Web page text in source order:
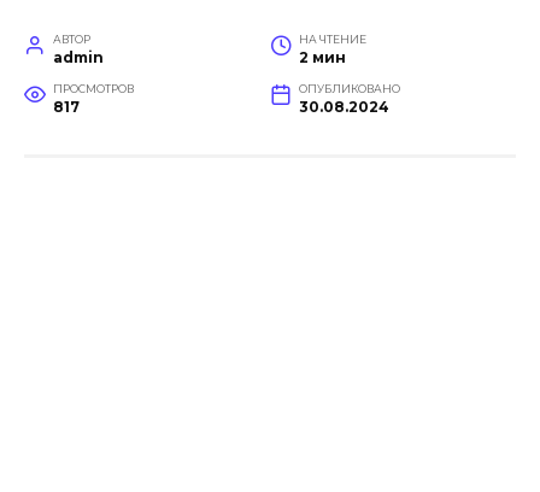
АВТОР
admin
НА ЧТЕНИЕ
2 мин
ПРОСМОТРОВ
817
ОПУБЛИКОВАНО
30.08.2024